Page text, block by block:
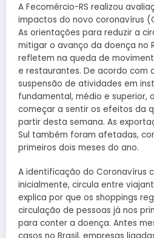
A Fecomércio-RS realizou
impactos do novo coronavírus
As orientações para reduzir a
mitigar o avanço da doença no
refletem na queda de
e restaurantes. De acordo com
suspensão de atividades em
fundamental, médio e superior,
começar a sentir os efeitos da
partir desta semana. As
Sul também foram afetadas,
primeiros dois meses do ano.
A identificação do Coronavírus
inicialmente, circula entre
explica por que os shoppings
circulação de pessoas já nos
para conter a doença. Antes